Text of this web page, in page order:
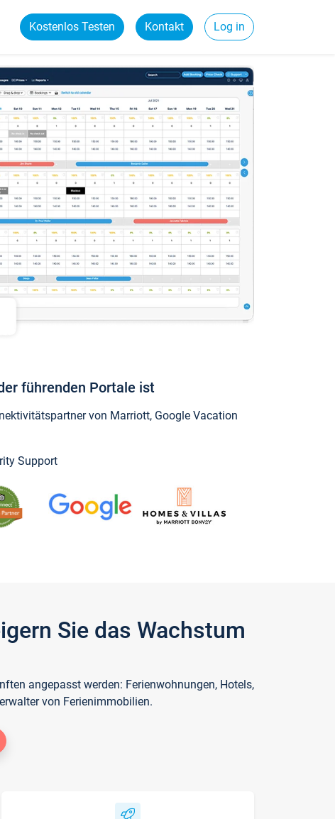
Kostenlos Testen Kontakt Log in
führenden Portale ist
von Marriott, Google Vacation
Support
Sie das Wachstum
angepasst werden: Ferienwohnungen, Hotels,
von Ferienimmobilien.